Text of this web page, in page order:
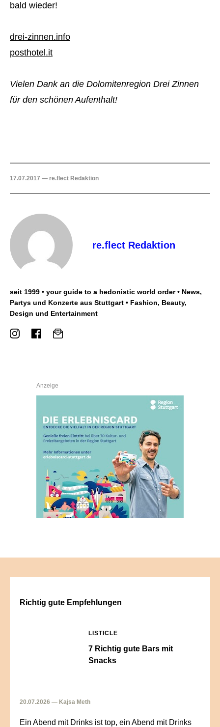
bald wieder!
drei-zinnen.info
posthotel.it
Vielen Dank an die Dolomitenregion Drei Zinnen
für den schönen Aufenthalt!
17.07.2017 — re.flect Redaktion
re.flect Redaktion
seit 1999 • your guide to a hedonistic world order • News,
Partys und Konzerte aus Stuttgart • Fashion, Beauty,
Design und Entertainment
Anzeige
Richtig gute Empfehlungen
LISTICLE
7 Richtig gute Bars mit
Snacks
20.07.2026 — Kajsa Meth
Ein Abend mit Drinks ist top, ein Abend mit Drinks